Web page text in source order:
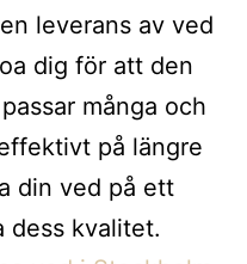
leverans av ved
dig för att den
många och
på längre
din ved på ett
dess kvalitet.